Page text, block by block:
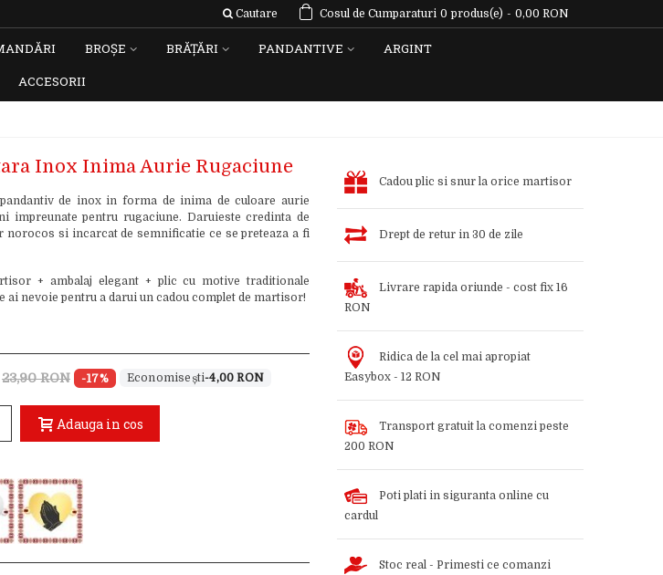
Cautare Cosul de Cumparaturi 0 produs(e) - 0,00 RON
BROȘE BRĂȚĂRI PANDANTIVE
ARGINT
ACCESORII
Inox Inima Aurie Rugaciune
de inox in forma de inima de culoare aurie
impreunate pentru rugaciune. Daruieste credinta de
norocos si incarcat de semnificatie ce se preteaza a fi
+ ambalaj elegant + plic cu motive traditionale
ai nevoie pentru a darui un cadou complet de martisor!
23,90 RON -17% -4,00 RON
Adauga in cos
Cadou plic si snur la orice martisor
Drept de retur in 30 de zile
Livrare rapida oriunde - cost fix 16
RON
Ridica de la cel mai apropiat
Easybox - 12 RON
Transport gratuit la comenzi peste
200 RON
Poti plati in siguranta online cu
cardul
Stoc real - Primesti ce comanzi